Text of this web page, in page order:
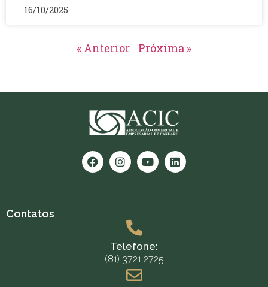
16/10/2025
« Anterior Próxima »
Contatos
Telefone:
(81) 3721 2725